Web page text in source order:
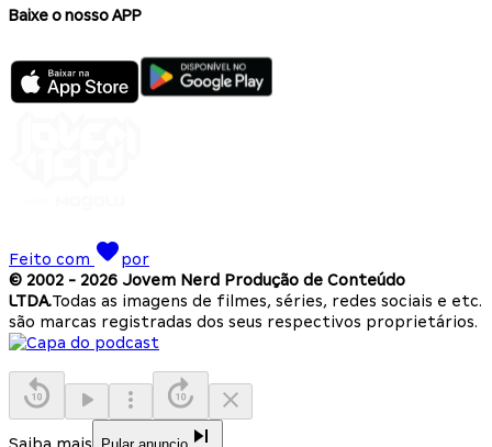
Baixe o nosso APP
Feito com
por
© 2002 - 2026 Jovem Nerd Produção de Conteúdo
LTDA.Todas as imagens de filmes, séries, redes sociais e etc.
são marcas registradas dos seus respectivos proprietários.